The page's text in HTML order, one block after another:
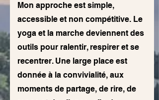
Mon approche est simple,
accessible et non compétitive. Le
yoga et la marche deviennent des
outils pour ralentir, respirer et se
recentrer. Une large place est
donnée à la convivialité, aux
moments de partage, de rire, de